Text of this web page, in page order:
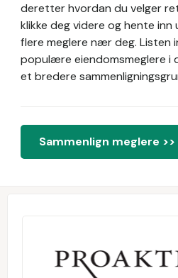
deretter hvordan du velger
klikke deg videre og hente
flere meglere nær deg. Listen
populære eiendomsmeglere i
et bredere
Sammenlign meglere >>